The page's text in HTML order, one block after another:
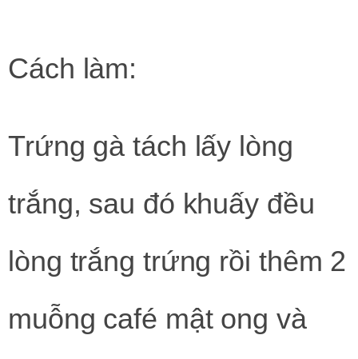
Cách làm:
Trứng gà tách lấy lòng
trắng, sau đó khuấy đều
lòng trắng trứng rồi thêm 2
muỗng café mật ong và